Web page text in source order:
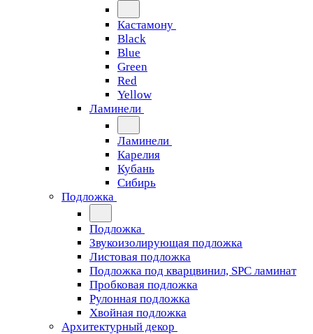
Кастамону
Black
Blue
Green
Red
Yellow
Ламинели
Ламинели
Карелия
Кубань
Сибирь
Подложка
Подложка
Звукоизолирующая подложка
Листовая подложка
Подложка под кварцвинил, SPC ламинат
Пробковая подложка
Рулонная подложка
Хвойная подложка
Архитектурный декор